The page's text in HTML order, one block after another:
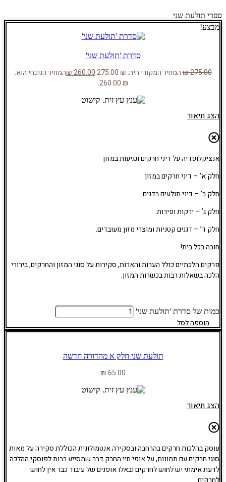
ספרי תולעת שני
מבצע!
סדרת 'תולעת שני'
₪275.00 המחיר המקורי היה: ₪ 275.00. ₪260.00
המחיר הנוכחי הוא:
₪ 260.00.
הצג תיאור
אנציקלופדיה על דיני חרקים ונגיעות במזון
חלק א’ – דיני חרקים במזון.
חלק ב’ – דיני תולעים בדגים.
חלק ג’ – ירקות ופירות.
חלק ד’ – דגנים קטניות ומוצרי מזון מעובדים.
חובה בכל בית!
פרקים הלכתיים כולל הערות והארות, סקירות על סוגי המזון והחרקים, בירורי
הלכה בשאלות רבות בכשרות המזון.
כמות של סדרת 'תולעת שני'
הוספה לסל
תולעת שני חלק א מהדורה חדשה
₪65.00
הצג תיאור
עוסק בהלכות חרקים בהרחבה ובסקירה אנטמולוגית הכוללת סקירה על מאות
סוגי חרקים עם תמונות, על אופי חיי החרק דבר שמסייע רבות לפוסקי ההלכה
לדעת אימתי יש לחוש לחרקים ובאלו אופנים של עיבוד כבר אין לחוש